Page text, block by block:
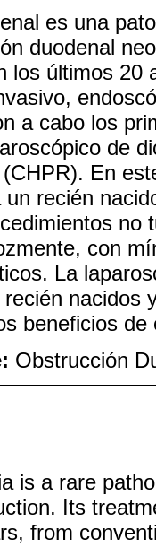
es una
duodenal
los últimos 20
a cabo los
de
En
un recién
no
con
La
nacidos
beneficios de
Obstrucción
is a rare
Its
from